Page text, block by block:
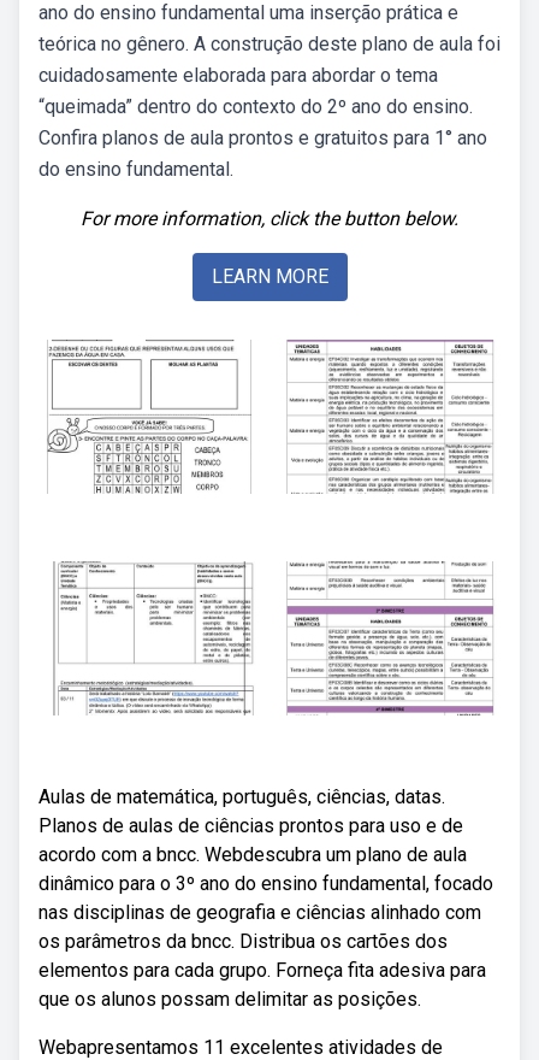
ano do ensino fundamental uma inserção prática e
teórica no gênero. A construção deste plano de aula foi
cuidadosamente elaborada para abordar o tema
“queimada” dentro do contexto do 2º ano do ensino.
Confira planos de aula prontos e gratuitos para 1° ano
do ensino fundamental.
For more information, click the button below.
LEARN MORE
Aulas de matemática, português, ciências, datas.
Planos de aulas de ciências prontos para uso e de
acordo com a bncc. Webdescubra um plano de aula
dinâmico para o 3º ano do ensino fundamental, focado
nas disciplinas de geografia e ciências alinhado com
os parâmetros da bncc. Distribua os cartões dos
elementos para cada grupo. Forneça fita adesiva para
que os alunos possam delimitar as posições.
Webapresentamos 11 excelentes atividades de